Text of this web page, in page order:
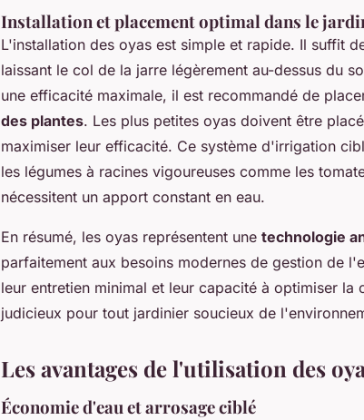
Installation et placement optimal dans le
L'installation des oyas est simple et rapide. Il suffit
laissant le col de la jarre légèrement au-dessus du
une efficacité maximale, il est recommandé de
des plantes. Les plus petites oyas doivent être
maximiser leur efficacité. Ce système d'irrigation
les légumes à racines vigoureuses comme les
nécessitent un apport constant en eau.
En résumé, les oyas représentent une technologie
parfaitement aux besoins modernes de gestion de
leur entretien minimal et leur capacité à optimiser
judicieux pour tout jardinier soucieux de
Les avantages de l'utilisation des
Économie d'eau et arrosage ciblé